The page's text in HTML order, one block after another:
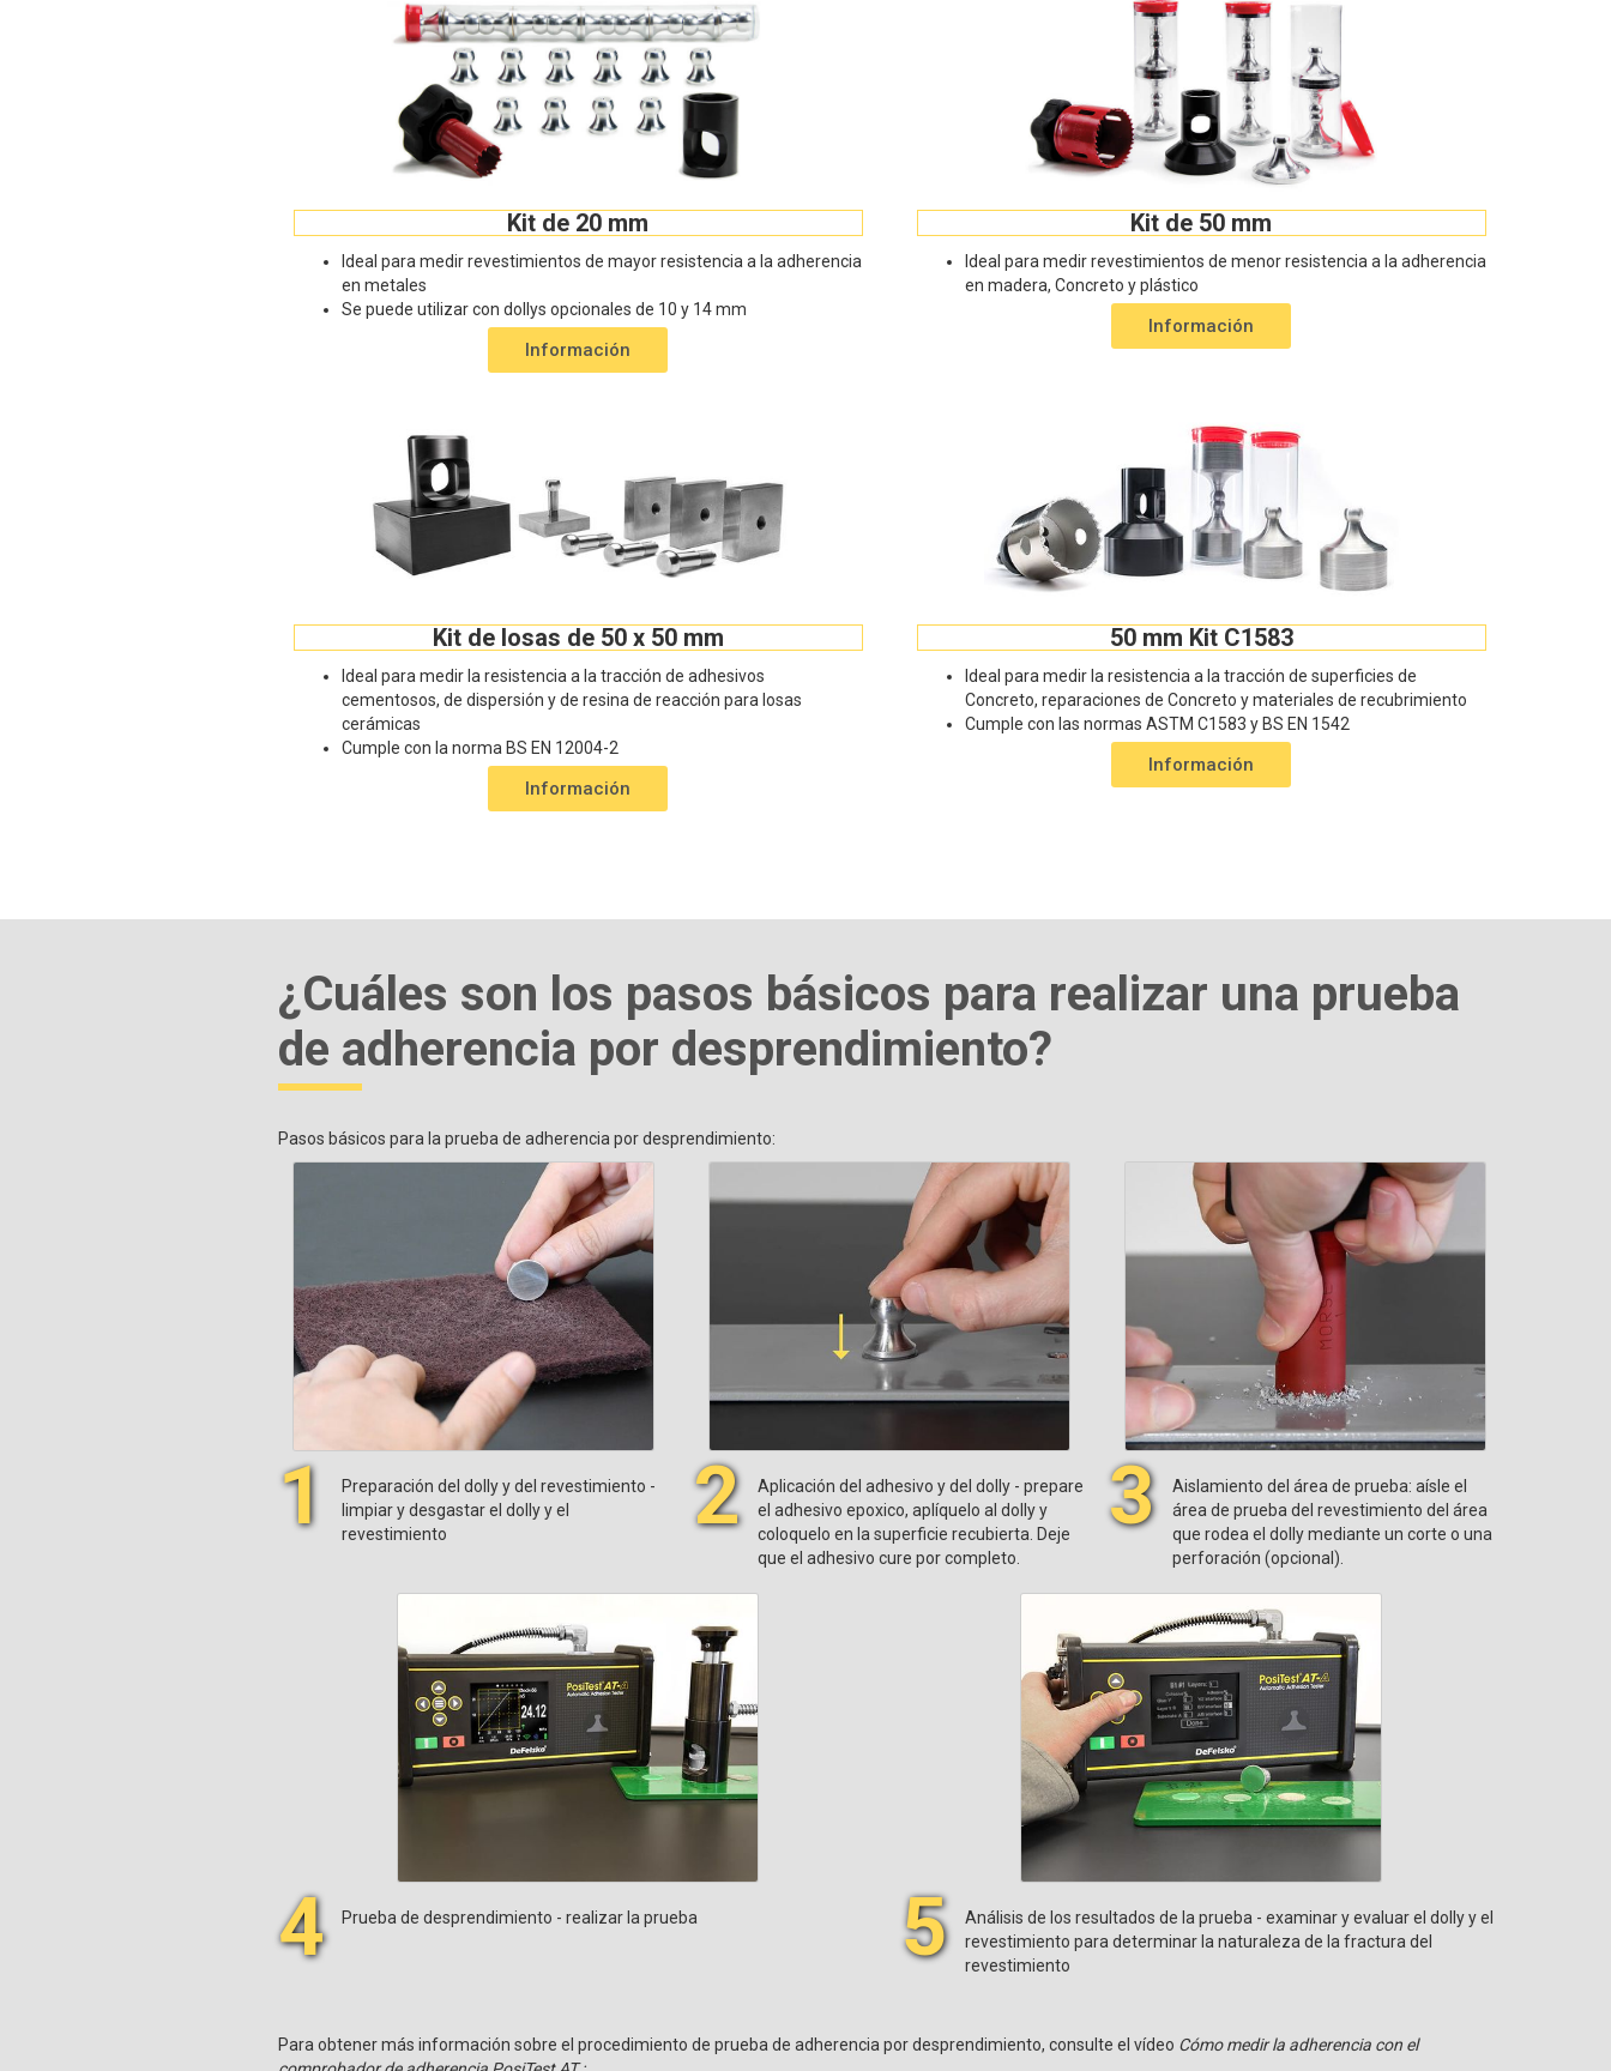
Kit de 20 mm
Ideal para medir revestimientos de mayor resistencia a la adherencia
en metales
Se puede utilizar con dollys opcionales de 10 y 14 mm
Información
Kit de 50 mm
Ideal para medir revestimientos de menor resistencia a la adherencia
en madera, Concreto y plástico
Información
Kit de losas de 50 x 50 mm
Ideal para medir la resistencia a la tracción de adhesivos
cementosos, de dispersión y de resina de reacción para losas
cerámicas
Cumple con la norma BS EN 12004-2
Información
50 mm Kit C1583
Ideal para medir la resistencia a la tracción de superficies de
Concreto, reparaciones de Concreto y materiales de recubrimiento
Cumple con las normas ASTM C1583 y BS EN 1542
Información
¿Cuáles son los pasos básicos para realizar una prueba
de adherencia por desprendimiento?
Pasos básicos para la prueba de adherencia por desprendimiento:
1
Preparación del dolly y del revestimiento -
limpiar y desgastar el dolly y el
revestimiento
2
Aplicación del adhesivo y del dolly - prepare
el adhesivo epoxico, aplíquelo al dolly y
coloquelo en la superficie recubierta. Deje
que el adhesivo cure por completo.
3
Aislamiento del área de prueba: aísle el
área de prueba del revestimiento del área
que rodea el dolly mediante un corte o una
perforación (opcional).
4 Prueba de desprendimiento - realizar la prueba 5
Análisis de los resultados de la prueba - examinar y evaluar el dolly y el
revestimiento para determinar la naturaleza de la fractura del
revestimiento
Para obtener más información sobre el procedimiento de prueba de adherencia por desprendimiento, consulte el vídeo Cómo medir la adherencia con el